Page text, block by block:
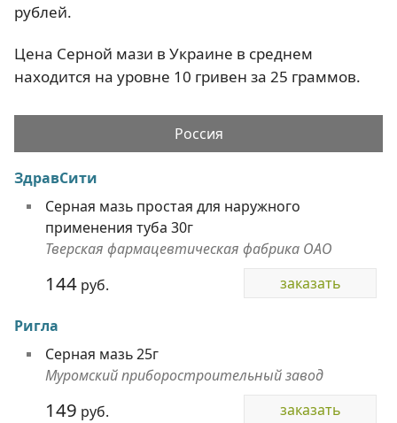
рублей.
Цена Серной мази в Украине в среднем
находится на уровне 10 гривен за 25 граммов.
Россия
ЗдравСити
Серная мазь простая для наружного
применения туба 30г
Тверская фармацевтическая фабрика ОАО
144 руб. заказать
Ригла
Серная мазь 25г
Муромский приборостроительный завод
149 руб. заказать